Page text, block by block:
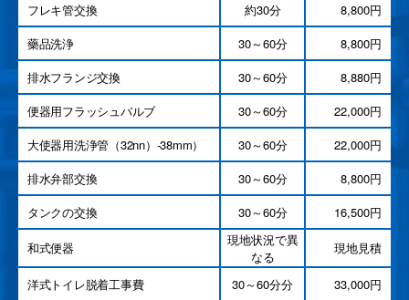
フレキ管交換
約30分
8,800円
藥品洗浄
30～60分
8,800円
排水フランジ交換
30～60分
8,880円
便器用フラッシュバルブ
30～60分
22,000円
大使器用洗浄管（32nn）-38mm）
30～60分
22,000円
排水弁部交換
30～60分
8,800円
タンクの交換
30～60分 16,500円
和式便器
現地状況で異
なる
現地見積
洋式トイレ脱着工事費 30～60分分
33,000円